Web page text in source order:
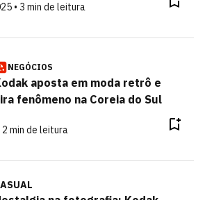
• 3 min de leitura
NEGÓCIOS
aposta em moda retrô e
fenômeno na Coreia do Sul
2 min de leitura